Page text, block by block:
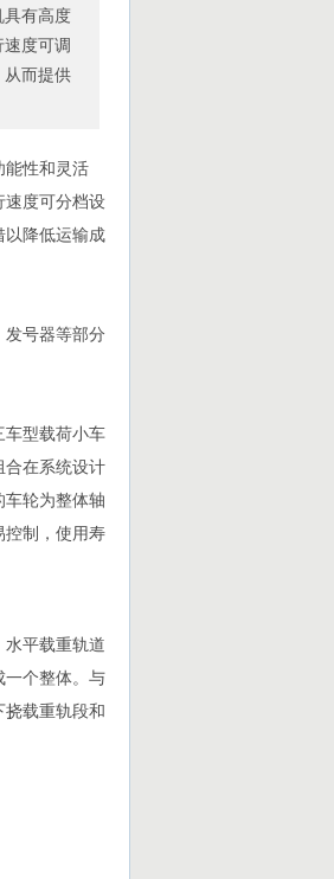
具有高度
度可调
从而提供
能性和灵活
速度可分档设
以降低运输成
发号器等部分
车型载荷小车
合在系统设计
车轮为整体轴
控制，使用寿
水平载重轨道
一个整体。与
载重轨段和